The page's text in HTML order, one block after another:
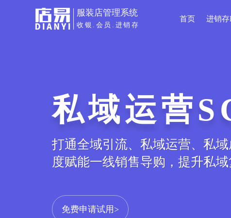
服装店管理系统
收银.会员.进销存
首页 进销存
私域运营
打通全域引流、私域运营、私
度赋能一线销售导购，提升私
免费申请试用>